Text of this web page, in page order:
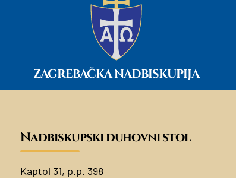
ZAGREBAČKA NADBISKUPIJA
Nadbiskupski duhovni stol
Kaptol 31, p.p. 398